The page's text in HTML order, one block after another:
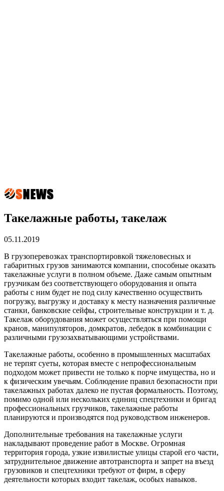
Такелажные работы, такелаж
05.11.2019
В грузоперевозках транспортировкой тяжеловесных и
габаритных грузов занимаются компании, способные оказать
такелажные услуги в полном объеме. Даже самым опытным
грузчикам без соответствующего оборудования и опыта
работы с ним будет не под силу качественно осуществить
погрузку, выгрузку и доставку к месту назначения различные
станки, банковские сейфы, строительные конструкции и т. д.
Такелаж оборудования может осуществляться при помощи
кранов, манипуляторов, домкратов, лебедок в комбинации с
различными грузозахватывающими устройствами.
Такелажные работы, особенно в промышленных масштабах
не терпят суеты, которая вместе с непрофессиональным
подходом может привести не только к порче имущества, но и
к физическим увечьям. Соблюдение правил безопасности при
такелажных работах далеко не пустая формальность. Поэтому,
помимо одной или нескольких единиц спецтехники и бригад
профессиональных грузчиков, такелажные работы
планируются и производятся под руководством инженеров.
Дополнительные требования на такелажные услуги
накладывают проведение работ в Москве. Огромная
территория города, узкие извилистые улицы старой его части,
затруднительное движение автотранспорта и запрет на въезд
грузовиков и спецтехники требуют от фирм, в сферу
деятельности которых входит такелаж, особых навыков.